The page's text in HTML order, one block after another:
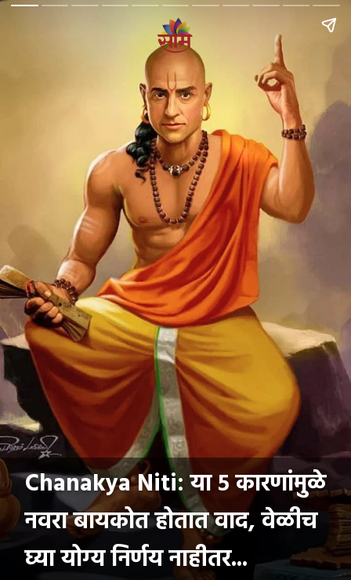
Chanakya Niti: या ५ कारणांमुळे
नवरा बायकोत होतात वाद, वेळीच
घ्या योग्य निर्णय नाहीतर...